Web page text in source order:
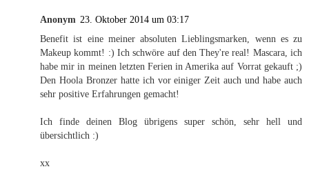
Anonym 23. Oktober 2014 um 03:17
Benefit ist eine meiner absoluten Lieblingsmarken, wenn es zu
Makeup kommt! :) Ich schwöre auf den They're real! Mascara, ich
habe mir in meinen letzten Ferien in Amerika auf Vorrat gekauft ;)
Den Hoola Bronzer hatte ich vor einiger Zeit auch und habe auch
sehr positive Erfahrungen gemacht!
Ich finde deinen Blog übrigens super schön, sehr hell und
übersichtlich :)
xx